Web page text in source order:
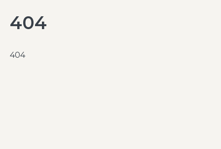
404
404